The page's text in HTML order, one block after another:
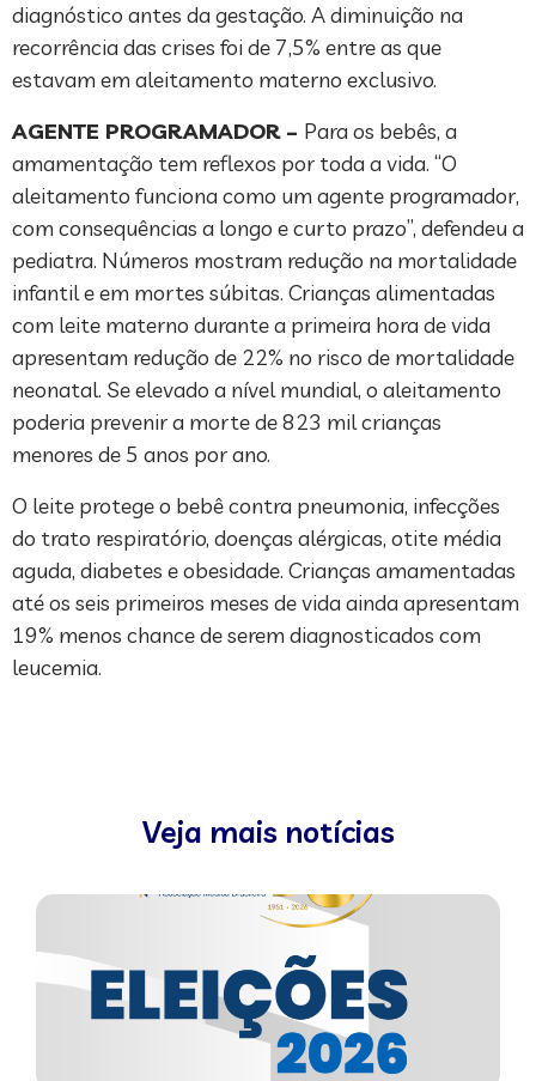
diagnóstico antes da gestação. A diminuição na
recorrência das crises foi de 7,5% entre as que
estavam em aleitamento materno exclusivo.
AGENTE PROGRAMADOR – Para os bebês, a
amamentação tem reflexos por toda a vida. “O
aleitamento funciona como um agente programador,
com consequências a longo e curto prazo”, defendeu a
pediatra. Números mostram redução na mortalidade
infantil e em mortes súbitas. Crianças alimentadas
com leite materno durante a primeira hora de vida
apresentam redução de 22% no risco de mortalidade
neonatal. Se elevado a nível mundial, o aleitamento
poderia prevenir a morte de 823 mil crianças
menores de 5 anos por ano.
O leite protege o bebê contra pneumonia, infecções
do trato respiratório, doenças alérgicas, otite média
aguda, diabetes e obesidade. Crianças amamentadas
até os seis primeiros meses de vida ainda apresentam
19% menos chance de serem diagnosticados com
leucemia.
Veja mais notícias